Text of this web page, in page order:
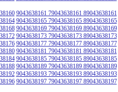
9043638161 79043638161 89043638161
9043638165 79043638165 89043638165
9043638169 79043638169 89043638169
9043638173 79043638173 89043638173
9043638177 79043638177 89043638177
9043638181 79043638181 89043638181
9043638185 79043638185 89043638185
9043638189 79043638189 89043638189
9043638193 79043638193 89043638193
9043638197 79043638197 89043638197